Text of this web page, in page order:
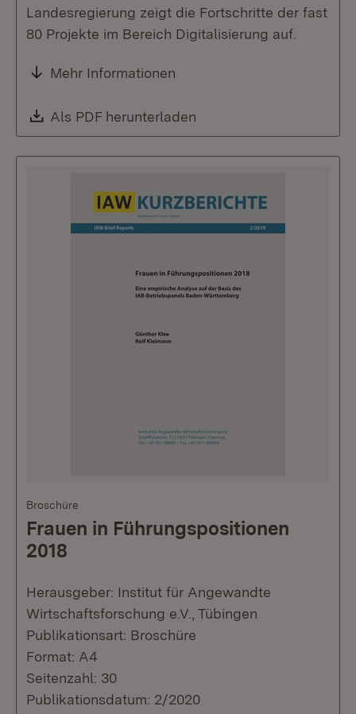
Landesregierung zeigt die Fortschritte der fast
80 Projekte im Bereich Digitalisierung auf.
Mehr Informationen
Download:
Als PDF herunterladen
Broschüre
Frauen in Führungspositionen
2018
Herausgeber: Institut für Angewandte
Wirtschaftsforschung e.V., Tübingen
Publikationsart: Broschüre
Format: A4
Seitenzahl: 30
Publikationsdatum: 2/2020